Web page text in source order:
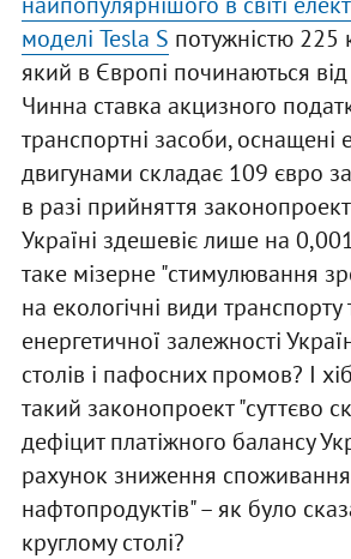
моделі Tesla S потужністю 225
який в Європі починаються
Чинна ставка акцизного
транспортні засоби, оснащені
двигунами складає 109 євро
в разі прийняття
Україні здешевіє лише на
таке мізерне "стимулювання
на екологічні види
енергетичної залежності
столів і пафосних промов? І
такий законопроект "суттєво
дефіцит платіжного балансу
рахунок зниження споживання
нафтопродуктів" – як було
круглому столі?